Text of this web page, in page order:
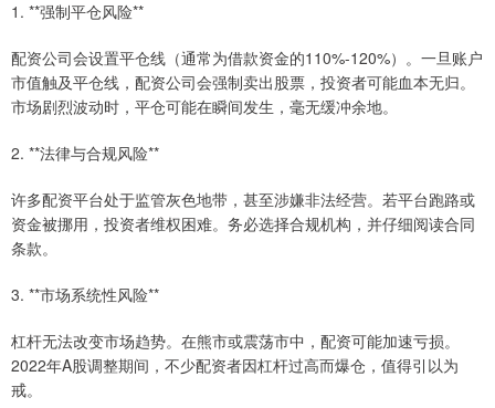
1. **强制平仓风险**
配资公司会设置平仓线（通常为借款资金的110%-120%）。一旦账户
市值触及平仓线，配资公司会强制卖出股票，投资者可能血本无归。
市场剧烈波动时，平仓可能在瞬间发生，毫无缓冲余地。
2. **法律与合规风险**
许多配资平台处于监管灰色地带，甚至涉嫌非法经营。若平台跑路或
资金被挪用，投资者维权困难。务必选择合规机构，并仔细阅读合同
条款。
3. **市场系统性风险**
杠杆无法改变市场趋势。在熊市或震荡市中，配资可能加速亏损。
2022年A股调整期间，不少配资者因杠杆过高而爆仓，值得引以为
戒。